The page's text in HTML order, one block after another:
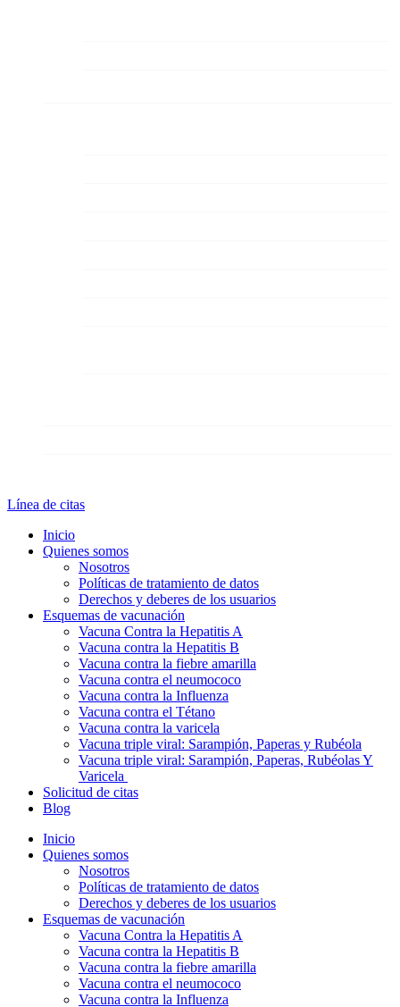
Línea de citas
Inicio
Quienes somos
Nosotros
Políticas de tratamiento de datos
Derechos y deberes de los usuarios
Esquemas de vacunación
Vacuna Contra la Hepatitis A
Vacuna contra la Hepatitis B
Vacuna contra la fiebre amarilla
Vacuna contra el neumococo
Vacuna contra la Influenza
Vacuna contra el Tétano
Vacuna contra la varicela
Vacuna triple viral: Sarampión, Paperas y Rubéola
Vacuna triple viral: Sarampión, Paperas, Rubéolas Y
Varicela
Solicitud de citas
Blog
Inicio
Quienes somos
Nosotros
Políticas de tratamiento de datos
Derechos y deberes de los usuarios
Esquemas de vacunación
Vacuna Contra la Hepatitis A
Vacuna contra la Hepatitis B
Vacuna contra la fiebre amarilla
Vacuna contra el neumococo
Vacuna contra la Influenza